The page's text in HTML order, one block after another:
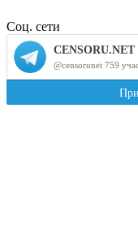
Соц. сети